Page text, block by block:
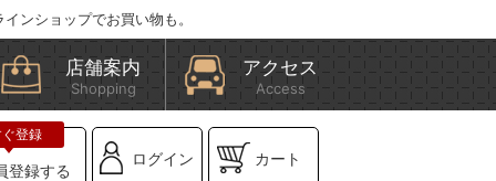
ンショップでお買い物も。
店舗案内
Shopping
アクセス
Access
登録する
ログイン カート